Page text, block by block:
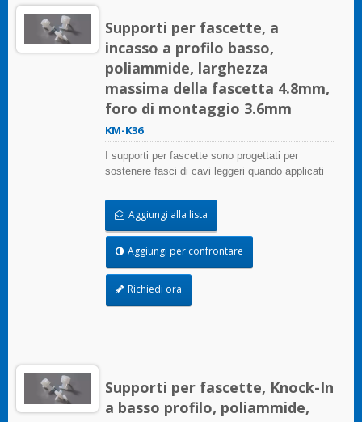
Supporti per fascette, a
incasso a profilo basso,
poliammide, larghezza
massima della fascetta 4.8mm,
foro di montaggio 3.6mm
KM-K36
I supporti per fascette sono progettati per
sostenere fasci di cavi leggeri quando applicati
liscia e priva di grasso.
Aggiungi alla lista
Aggiungi per confrontare
Richiedi ora
Supporti per fascette, Knock-In
a basso profilo, poliammide,